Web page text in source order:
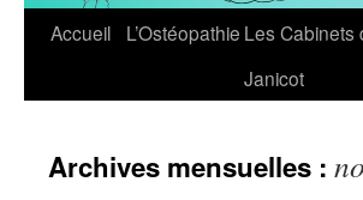
Accueil L’Ostéopathie Les Cabinets
Janicot
Archives mensuelles :